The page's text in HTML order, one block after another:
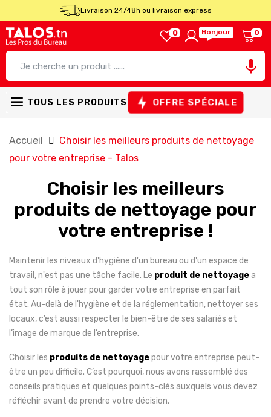
Livraison 24/48h ou livraison express
0 Bonjour ! 0

TOUS LES PRODUITS OFFRE SPÉCIALE
Accueil
Choisir les meilleurs produits de nettoyage
pour votre entreprise - Talos
Choisir les meilleurs
produits de nettoyage pour
votre entreprise !
Maintenir les niveaux d'hygiène d'un bureau ou d'un espace de
travail, n'est pas une tâche facile. Le produit de nettoyage a
tout son rôle à jouer pour garder votre entreprise en parfait
état. Au-delà de l'hygiène et de la réglementation, nettoyer ses
locaux, c’est aussi respecter le bien-être de ses salariés et
l’image de marque de l’entreprise.
Choisir les produits de nettoyagepour votre entreprise peut-
être un peu difficile. C’est pourquoi, nous avons rassemblé des
conseils pratiques et quelques points-clés auxquels vous devez
réfléchir avant de prendre votre décision.